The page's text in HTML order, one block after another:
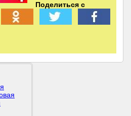
Поделиться с